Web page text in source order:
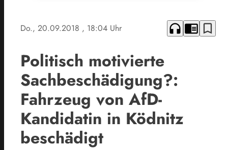
Do., 20.09.2018 , 18:04 Uhr headphones chrome_reader_mode bookmark_border
Politisch motivierte
Sachbeschädigung?:
Fahrzeug von AfD-
Kandidatin in Ködnitz
beschädigt